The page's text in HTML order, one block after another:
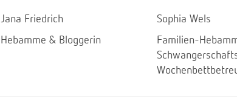
Jana Friedrich
Hebamme & Bloggerin
Sophia Wels
Familien-